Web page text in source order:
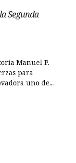
Segunda
Manuel P.
para
uno de...